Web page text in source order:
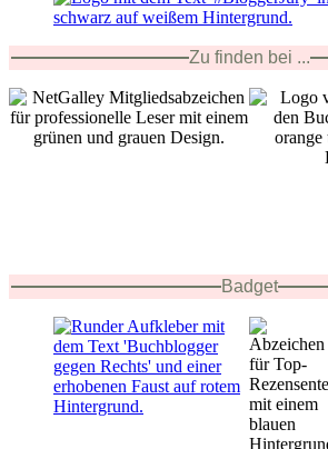
Zu finden bei ...
Badget